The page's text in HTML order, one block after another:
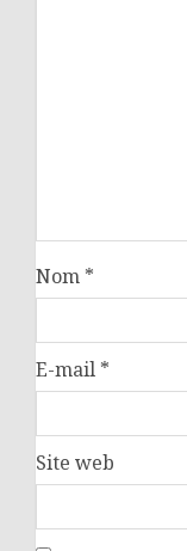
Nom *
E-mail *
Site web